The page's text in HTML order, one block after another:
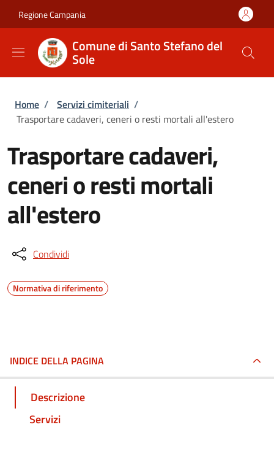
Regione Campania
Comune di Santo Stefano del
Sole
Briciole di pane
Home / Servizi cimiteriali /
Trasportare cadaveri, ceneri o resti mortali all'estero
Trasportare cadaveri,
ceneri o resti mortali
all'estero
Condividi
Normativa di riferimento
INDICE DELLA PAGINA
Descrizione
Servizi